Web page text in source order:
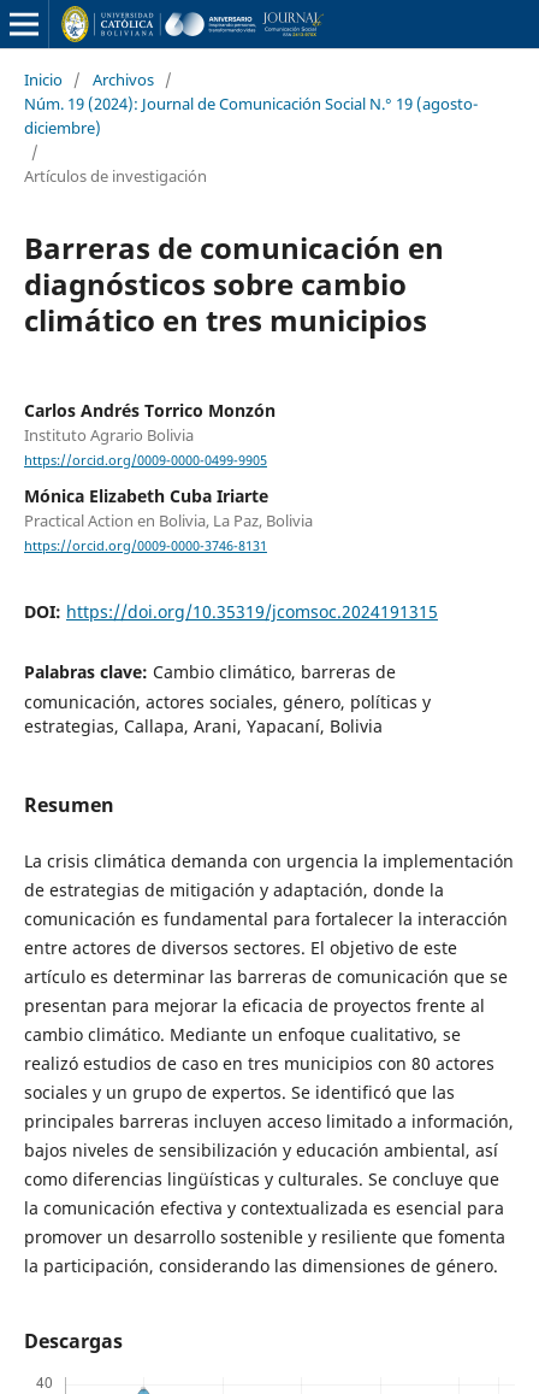
Inicio / Archivos /
Núm. 19 (2024): Journal de Comunicación Social N.° 19 (agosto-
diciembre)
/
Artículos de investigación
Barreras de comunicación en
diagnósticos sobre cambio
climático en tres municipios
Carlos Andrés Torrico Monzón
Instituto Agrario Bolivia
https://orcid.org/0009-0000-0499-9905
Mónica Elizabeth Cuba Iriarte
Practical Action en Bolivia, La Paz, Bolivia
https://orcid.org/0009-0000-3746-8131
DOI: https://doi.org/10.35319/jcomsoc.2024191315
Palabras clave: Cambio climático, barreras de
comunicación, actores sociales, género, políticas y
estrategias, Callapa, Arani, Yapacaní, Bolivia
Resumen
La crisis climática demanda con urgencia la implementación
de estrategias de mitigación y adaptación, donde la
comunicación es fundamental para fortalecer la interacción
entre actores de diversos sectores. El objetivo de este
artículo es determinar las barreras de comunicación que se
presentan para mejorar la eficacia de proyectos frente al
cambio climático. Mediante un enfoque cualitativo, se
realizó estudios de caso en tres municipios con 80 actores
sociales y un grupo de expertos. Se identificó que las
principales barreras incluyen acceso limitado a información,
bajos niveles de sensibilización y educación ambiental, así
como diferencias lingüísticas y culturales. Se concluye que
la comunicación efectiva y contextualizada es esencial para
promover un desarrollo sostenible y resiliente que fomenta
la participación, considerando las dimensiones de género.
Descargas